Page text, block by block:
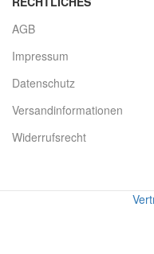
AGB
Impressum
Datenschutz
Versandinformationen
Widerrufsrecht